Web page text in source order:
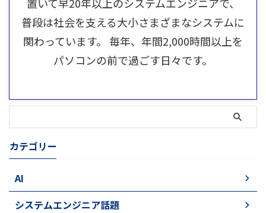
普段は社会を支える大小さまざまなシステムに
関わっています。 毎年、年間2,000時間以上を
パソコンの前で過ごす日々です。
カテゴリー
AI
システムエンジニア話題